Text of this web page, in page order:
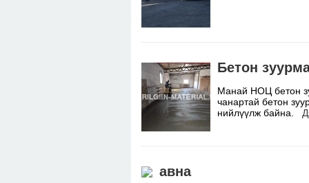
Бетон
Манай НОЦ бетон
чанартай бетон
нийлүүлж байна.
авна